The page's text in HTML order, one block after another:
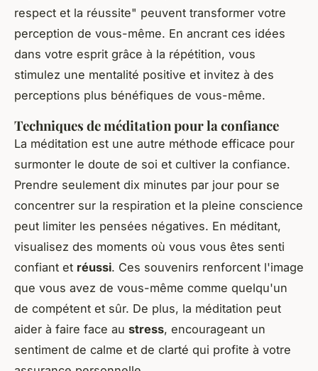
respect et la réussite" peuvent transformer votre
perception de vous-même. En ancrant ces idées
dans votre esprit grâce à la répétition, vous
stimulez une mentalité positive et invitez à des
perceptions plus bénéfiques de vous-même.
Techniques de méditation pour la confiance
La méditation est une autre méthode efficace pour
surmonter le doute de soi et cultiver la confiance.
Prendre seulement dix minutes par jour pour se
concentrer sur la respiration et la pleine conscience
peut limiter les pensées négatives. En méditant,
visualisez des moments où vous vous êtes senti
confiant et réussi. Ces souvenirs renforcent l'image
que vous avez de vous-même comme quelqu'un
de compétent et sûr. De plus, la méditation peut
aider à faire face au stress, encourageant un
sentiment de calme et de clarté qui profite à votre